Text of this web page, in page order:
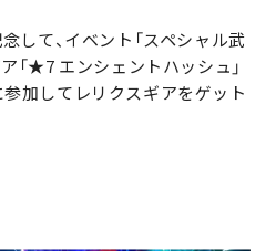
念して、イベント「スペシャル武
「★7 エンシェントハッシュ」
加してレリクスギアをゲット